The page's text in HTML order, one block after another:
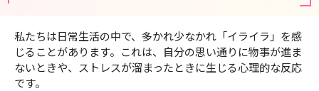
私たちは日常生活の中で、多かれ少なかれ「イライラ」を感
じることがあります。これは、自分の思い通りに物事が進ま
ないときや、ストレスが溜まったときに生じる心理的な反応
です。